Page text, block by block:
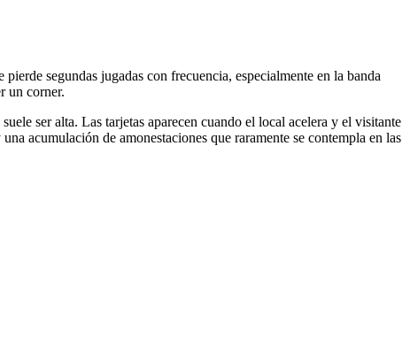
segundas jugadas con frecuencia, especialmente en la banda
un corner.
ser alta. Las tarjetas aparecen cuando el local acelera y el visitante
acumulación de amonestaciones que raramente se contempla en las